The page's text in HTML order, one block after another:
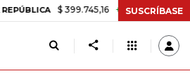
$ 399.745,16 +$ 2.295,71 +0,58%
SUSCRÍBASE